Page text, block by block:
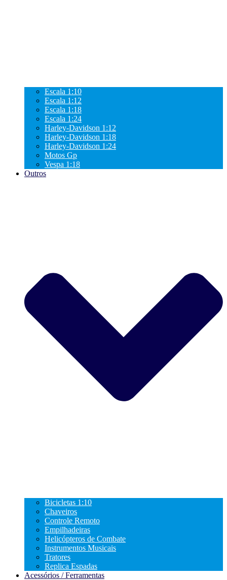
Escala 1:10
Escala 1:12
Escala 1:18
Escala 1:24
Harley-Davidson 1:12
Harley-Davidson 1:18
Harley-Davidson 1:24
Motos Gp
Vespa 1:18
Outros
Bicicletas 1:10
Chaveiros
Controle Remoto
Empilhadeiras
Helicópteros de Combate
Instrumentos Musicais
Tratores
Replica Espadas
Acessórios / Ferramentas